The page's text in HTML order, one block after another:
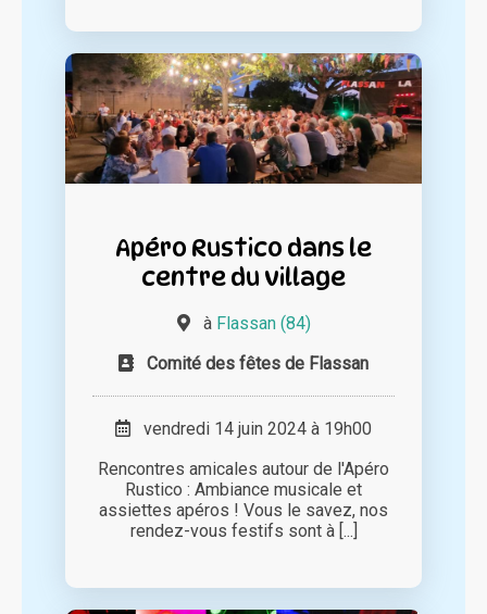
Apéro Rustico dans le
centre du village
à Flassan (84)
Comité des fêtes de Flassan
vendredi 14 juin 2024 à 19h00
Rencontres amicales autour de l'Apéro
Rustico : Ambiance musicale et
assiettes apéros ! Vous le savez, nos
rendez-vous festifs sont à [...]